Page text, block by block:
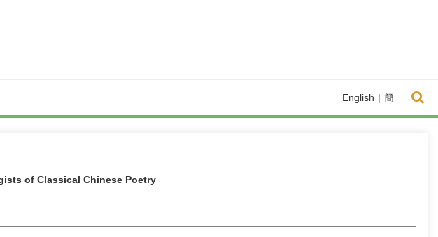
English | 簡
of Classical Chinese Poetry